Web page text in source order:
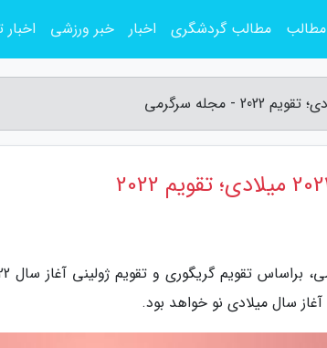
مطالب مطالب گردشگری اخبار خبر ورزشی